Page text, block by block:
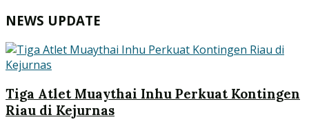
NEWS UPDATE
Tiga Atlet Muaythai Inhu Perkuat Kontingen
Riau di Kejurnas